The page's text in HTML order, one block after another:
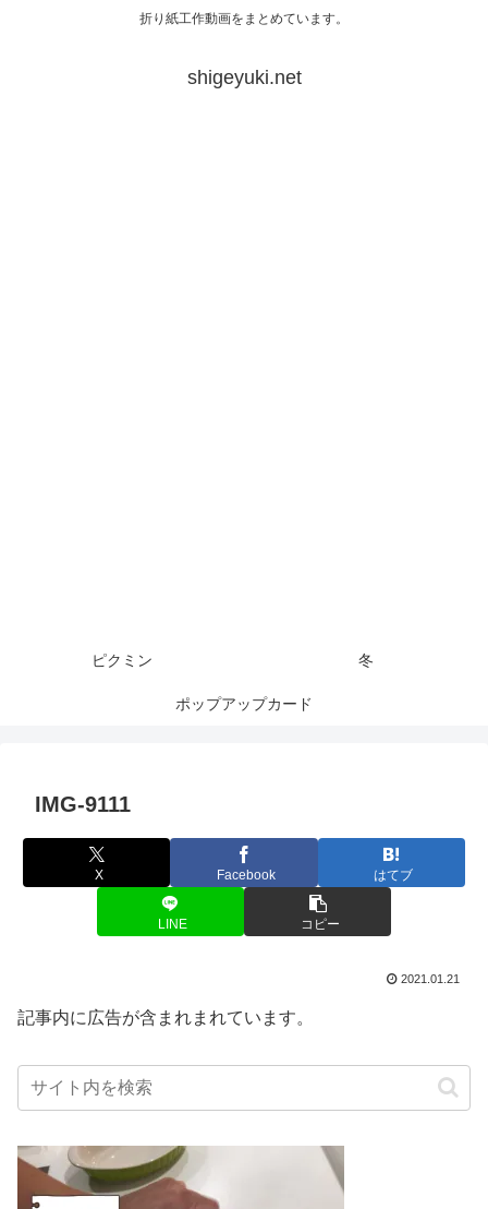
折り紙工作動画をまとめています。
shigeyuki.net
ピクミン 冬
ポップアップカード
IMG-9111
X Facebook はてブ
LINE コピー
2021.01.21
記事内に広告が含まれまれています。